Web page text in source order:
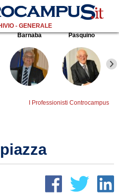
- GENERALE
Barnaba Pasquino
I Professionisti Controcampus